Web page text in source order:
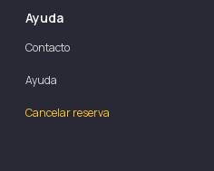
Ayuda
Contacto
Ayuda
Cancelar reserva